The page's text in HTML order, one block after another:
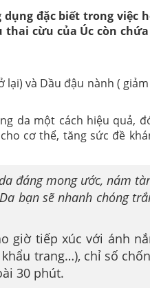
đặc biết trong việc
cừu của Úc còn
và Dầu đậu nành (
da một cách hiệu quả,
cơ thể, tăng sức đề
đáng mong ước, nám
bạn sẽ nhanh chóng
giờ tiếp xúc với ánh
trang…), chỉ số
30 phút.